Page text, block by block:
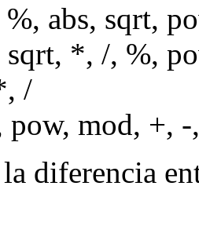
abs, sqrt,
*, /, %,
/
pow, mod, +,
diferencia